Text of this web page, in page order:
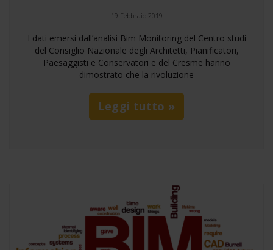
19 Febbraio 2019
I dati emersi dall’analisi Bim Monitoring del Centro studi
del Consiglio Nazionale degli Architetti, Pianificatori,
Paesaggisti e Conservatori e del Cresme hanno
dimostrato che la rivoluzione
Leggi tutto »